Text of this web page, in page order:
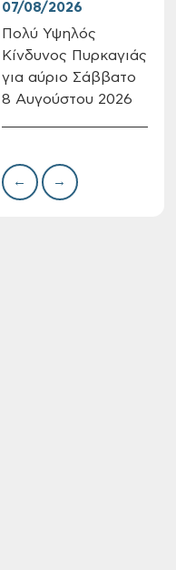
Πίνακες Κατάταξης
& Βαθμολογίας,
Πίνακες
προσληπτέων και
της προκήρυξης
ΣΟΧ 3/2026 του
Δήμου Χανίων
07/08/2026
Πολύ Υψηλός
Κίνδυνος Πυρκαγιάς
για αύριο Σάββατο
8 Αυγούστου 2026
← →